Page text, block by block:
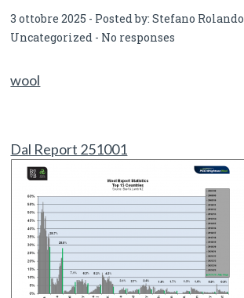
3 ottobre 2025 - Posted by:Stefano Rolando
Uncategorized - No responses
wool
Dal Report 251001